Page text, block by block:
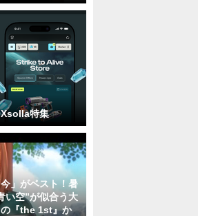
特集
」がベスト！暑
い空”が似合う大
『the 1st』か